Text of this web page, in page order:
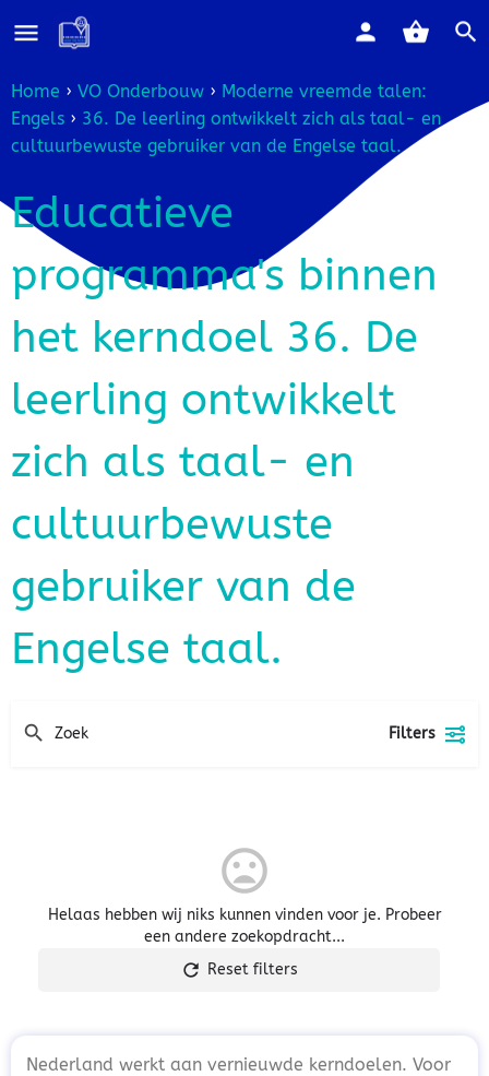
Home › VO Onderbouw › Moderne vreemde talen:
Engels › 36. De leerling ontwikkelt zich als taal- en
cultuurbewuste gebruiker van de Engelse taal.
Educatieve
programma's binnen
het kerndoel 36. De
leerling ontwikkelt
zich als taal- en
cultuurbewuste
gebruiker van de
Engelse taal.
Filters
Helaas hebben wij niks kunnen vinden voor je. Probeer
een andere zoekopdracht...
Reset filters
Nederland werkt aan vernieuwde kerndoelen. Voor